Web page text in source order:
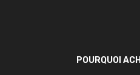
POURQUOI